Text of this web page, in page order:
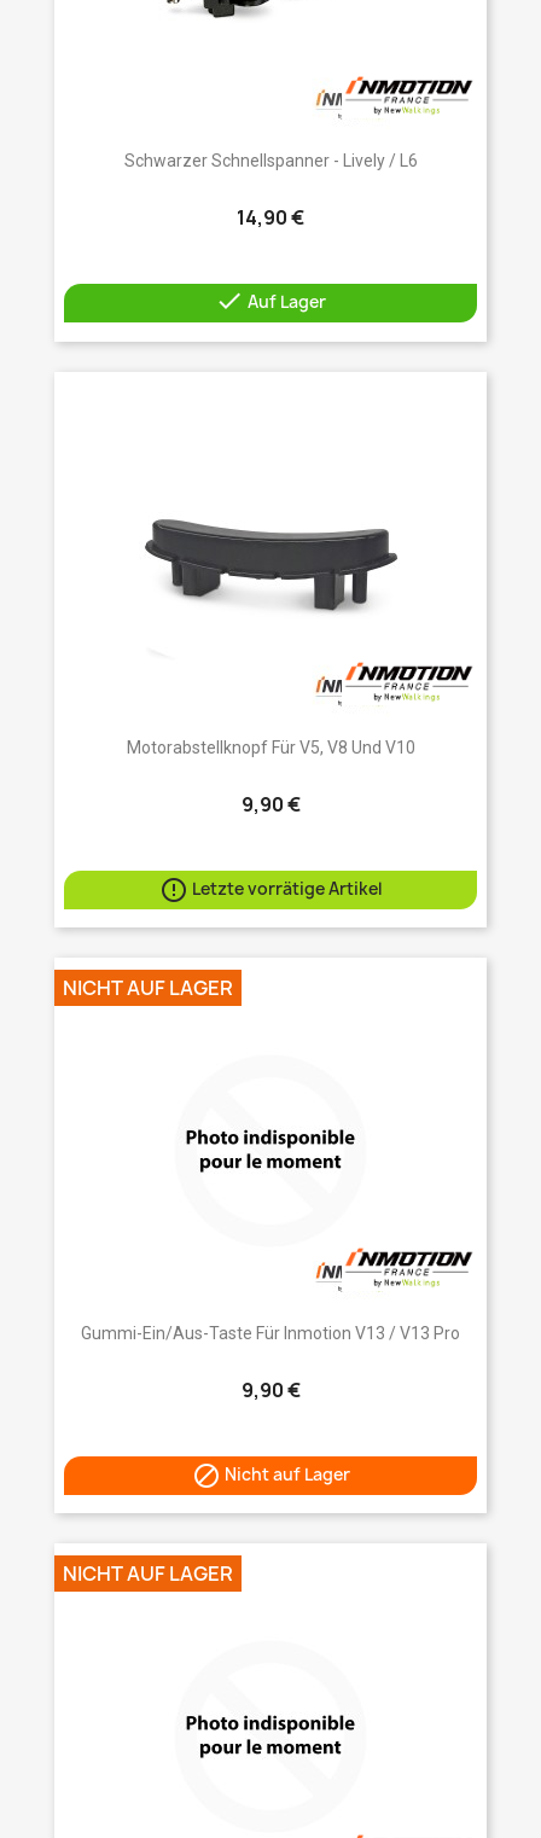
Schwarzer Schnellspanner - Lively / L6
14,90 €
 Auf Lager
Motorabstellknopf Für V5, V8 Und V10
9,90 €
 Letzte vorrätige Artikel
Gummi-Ein/Aus-Taste Für Inmotion V13 / V13 Pro
9,90 €
 Nicht auf Lager
NICHT AUF LAGER
NICHT AUF LAGER